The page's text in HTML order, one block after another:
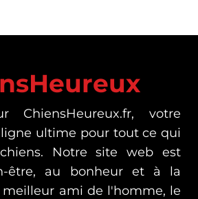
ChiensHeureux.fr, votre
ultime pour tout ce qui
Notre site web est
être, au bonheur et à la
ami de l'homme, le